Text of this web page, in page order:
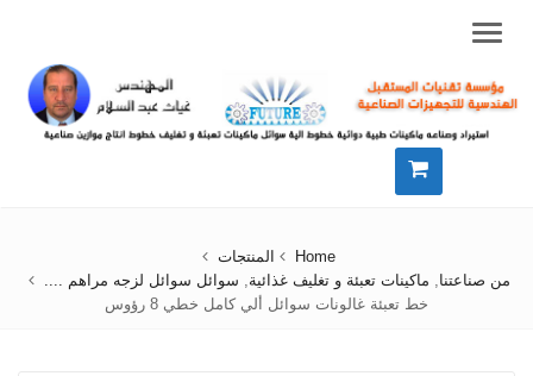
Menu
Home
المنتجات
من صناعتنا
ماكينات تعبئة و تغليف غذائية
سوائل سوائل لزجه مراهم ....
خط تعبئة غالونات سوائل ألي كامل خطي 8 رؤوس